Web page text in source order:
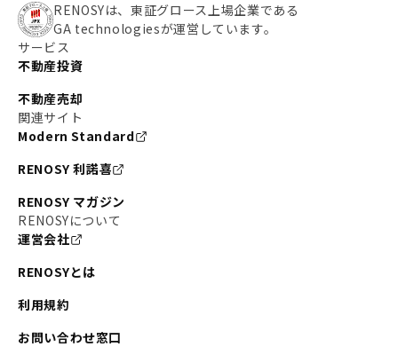
RENOSYは、東証グロース上場企業である
GA technologiesが運営しています。
サービス
不動産投資
不動産売却
関連サイト
Modern Standard
RENOSY 利諾喜
RENOSY マガジン
RENOSYについて
運営会社
RENOSYとは
利用規約
お問い合わせ窓口